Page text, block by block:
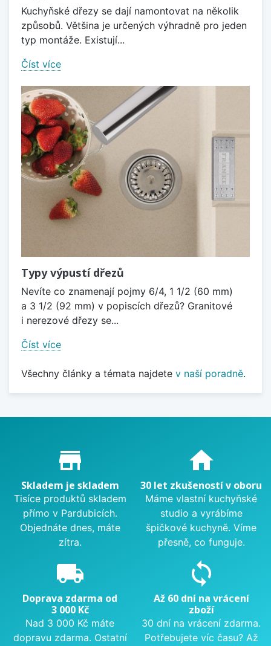
Kuchyňské dřezy se dají namontovat na několik
způsobů. Většina je určených výhradně pro jeden
typ montáže. Existují...
Číst více
Typy výpustí dřezů
Nevíte co znamenají pojmy 6/4, 1 1/2 (60 mm)
a 3 1/2 (92 mm) v popiscích dřezů? Granitové
i nerezové dřezy se...
Číst více
Všechny články a témata najdete v naší poradně.
Proč nakupovat u nás?
store_mall_directory
Skladem je skladem
Tisíce produktů skladem
přímo v Pardubicích.
Objednáte dnes, máte
zítra.
home
30 let zkušeností v oboru
Máme vlastní kuchyňské
studio a vyrábíme
špičkové kuchyně. Víme
přesně, co funguje.
local_shipping
Doprava zdarma od
3 000 Kč
Nad 3 000 Kč máte
dopravu zdarma. Ostatní
sync
Až 60 dní na vrácení
zboží
30 dní na vrácení zdarma.
Potřebujete víc času? Až